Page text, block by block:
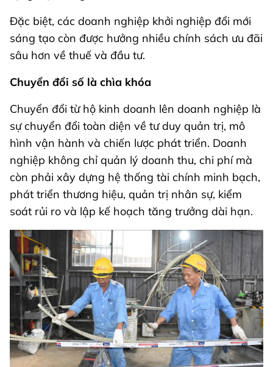
Đặc biệt, các doanh nghiệp khởi nghiệp đổi mới
sáng tạo còn được hưởng nhiều chính sách ưu đãi
sâu hơn về thuế và đầu tư.
Chuyển đổi số là chìa khóa
Chuyển đổi từ hộ kinh doanh lên doanh nghiệp là
sự chuyển đổi toàn diện về tư duy quản trị, mô
hình vận hành và chiến lược phát triển. Doanh
nghiệp không chỉ quản lý doanh thu, chi phí mà
còn phải xây dựng hệ thống tài chính minh bạch,
phát triển thương hiệu, quản trị nhân sự, kiểm
soát rủi ro và lập kế hoạch tăng trưởng dài hạn.